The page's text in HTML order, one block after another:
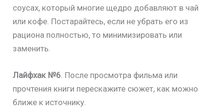
соусах, который многие щедро добавляют в чай
или кофе. Постарайтесь, если не убрать его из
рациона полностью, то минимизировать или
заменить.
Лайфхак №6. После просмотра фильма или
прочтения книги перескажите сюжет, как можно
ближе к источнику.